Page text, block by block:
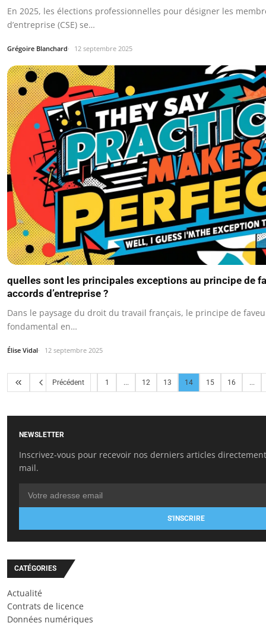
En 2025, les élections professionnelles pour désigner les
d’entreprise (CSE) se…
Grégoire Blanchard 12 septembre 2025
quelles sont les principales exceptions au principe de
accords d’entreprise ?
Dans le paysage du droit du travail français, le principe de
fondamental en…
Élise Vidal 12 septembre 2025
Précédent 1 ... 12 13 14 15 16 ...
NEWSLETTER
Inscrivez-vous pour recevoir nos derniers articles
mail.
S'INSCRIRE
CATÉGORIES
Actualité
Contrats de licence
Données numériques